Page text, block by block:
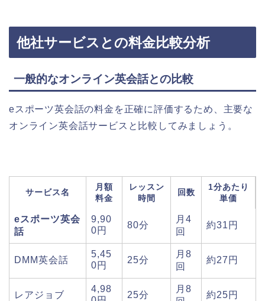
他社サービスとの料金比較分析
一般的なオンライン英会話との比較
eスポーツ英会話の料金を正確に評価するため、主要な
オンライン英会話サービスと比較してみましょう。
サービス名
月額
料金
レッスン
時間
回数
1分あたり
単価
eスポーツ英会
話
9,90
0円
80分
月4
回
約31円
DMM英会話
5,45
0円
25分
月8
回
約27円
レアジョブ
4,98
25分
月8
約25円